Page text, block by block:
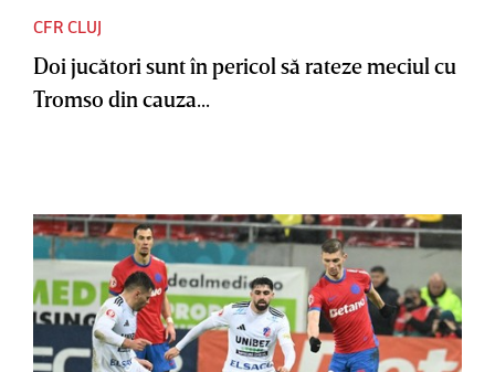
CFR CLUJ
Doi jucători sunt în pericol să rateze meciul cu
Tromso din cauza...